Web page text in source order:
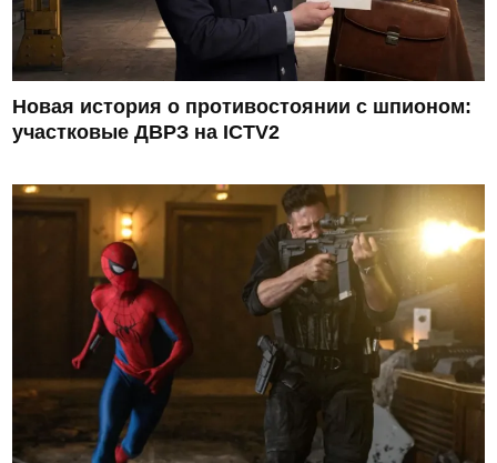
Новая история о противостоянии с шпионом:
участковые ДВРЗ на ICTV2